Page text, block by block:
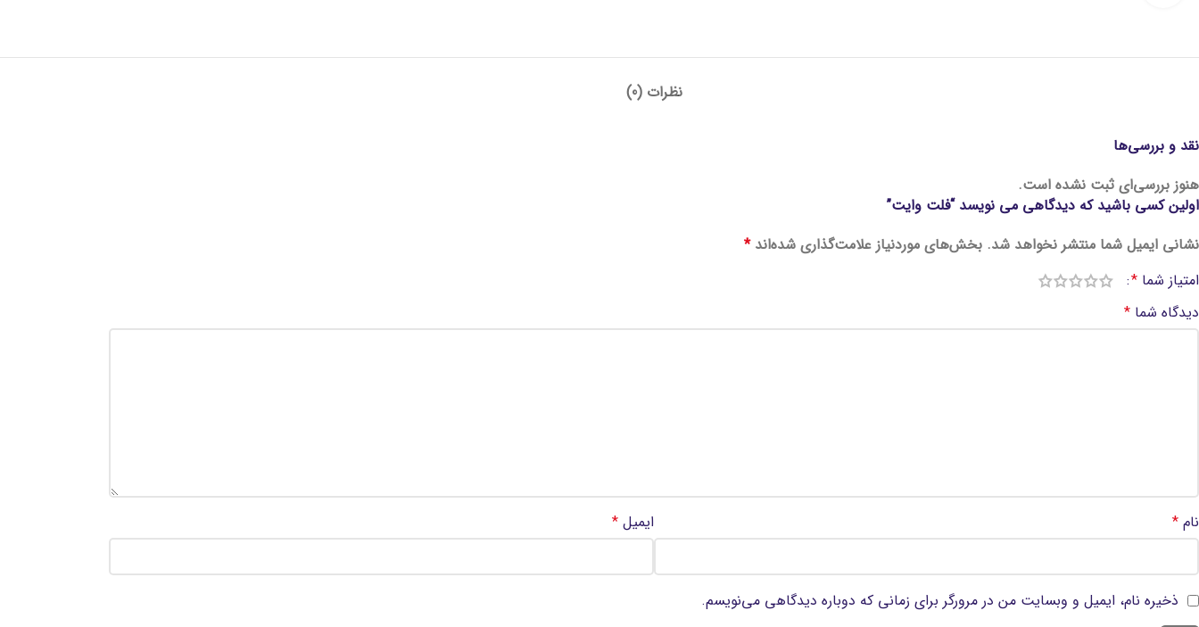
نظرات (0)
نقد و بررسی‌ها
هنوز بررسی‌ای ثبت نشده است.
اولین کسی باشید که دیدگاهی می نویسد “فلت وایت”
نشانی ایمیل شما منتشر نخواهد شد. بخش‌های موردنیاز علامت‌گذاری شده‌اند*
امتیاز شما *
دیدگاه شما *
نام * ایمیل *
ذخیره نام، ایمیل و وبسایت من در مرورگر برای زمانی که دوباره دیدگاهی می‌نویسم.